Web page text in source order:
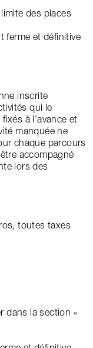
des places
ferme et définitive
inscrite
qui le
à l’avance et
manquée ne
chaque parcours
accompagné
lors des
toutes taxes
dans la section «